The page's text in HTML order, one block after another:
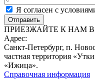
Я согласен с
ПРИЕЗЖАЙТЕ К НАМ
Адрес:
Санкт-Петербург, п.
частная территория
«Ижица».
Справочная информация